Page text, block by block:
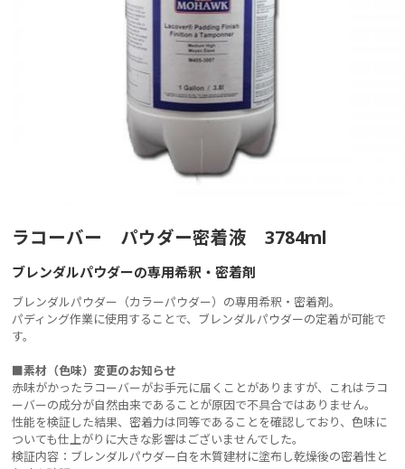
ラコーバー パウダー密着液 3784ml
ブレンダルパウダーの専用希釈・密着剤
ブレンダルパウダー（カラーパウダー）の専用希釈・密着剤。
パディング作業に使用することで、ブレンダルパウダーの定着が可能で
す。
■素材（色味）変更のお知らせ
赤味がかったラコーバーがお手元に届くことがありますが、
これはラコ
ーバーの成分が自然由来であることが原因で不具合ではありません。
性能を検証した結果、密着力は同等であることを確認しており、色味に
ついても仕上がりに大きな影響はございませんでした。
検証内容：ブレンダルパウダー白を木質建材に塗布し乾燥後の密着性と